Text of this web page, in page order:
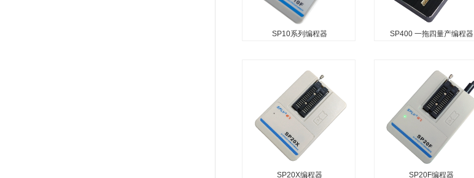
SP10系列编程器 SP400 一拖四量产编程器
SP20X编程器 SP20F编程器